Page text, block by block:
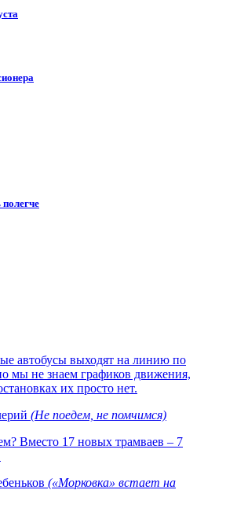
автобусы выходят на линию по
мы не знаем графиков движения,
их просто нет.
(Не поедем, не помчимся)
Вместо 17 новых трамваев – 7
(«Морковка» встает на